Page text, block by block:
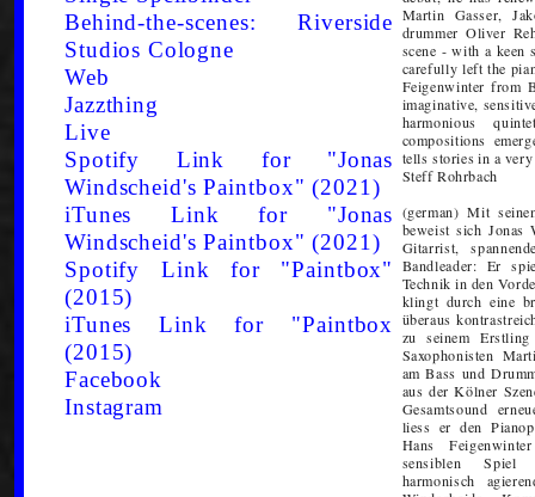
Behind-the-scenes: Riverside
Studios Cologne
Web
Jazzthing
Live
Spotify Link for "Jonas
Windscheid's Paintbox" (2021)
iTunes Link for "Jonas
Windscheid's Paintbox" (2021)
Spotify Link for "Paintbox"
(2015)
iTunes Link for "Paintbox
(2015)
Facebook
Instagram
Martin Gasser,
drummer Oliver
scene - with a keen
carefully left the
Feigenwinter from
imaginative,
harmonious
compositions
tells stories in a
Steff Rohrbach
(german) Mit
beweist sich Jonas
Gitarrist,
Bandleader: Er
Technik in den
klingt durch eine
überaus
zu seinem
Saxophonisten
am Bass und
aus der Kölner
Gesamtsound
liess er den
Hans
sensiblen Spiel
harmonisch